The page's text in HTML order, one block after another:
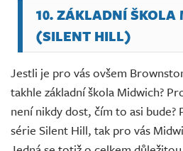
10. ZÁKLADNÍ ŠKOLA
(SILENT HILL)
Jestli je pro vás ovšem
takhle základní škola Midwich?
není nikdy dost, čím to asi
série Silent Hill, tak pro vás